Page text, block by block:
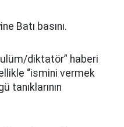
Batı basını.
diktatör” haberi
“ismini vermek
tanıklarının